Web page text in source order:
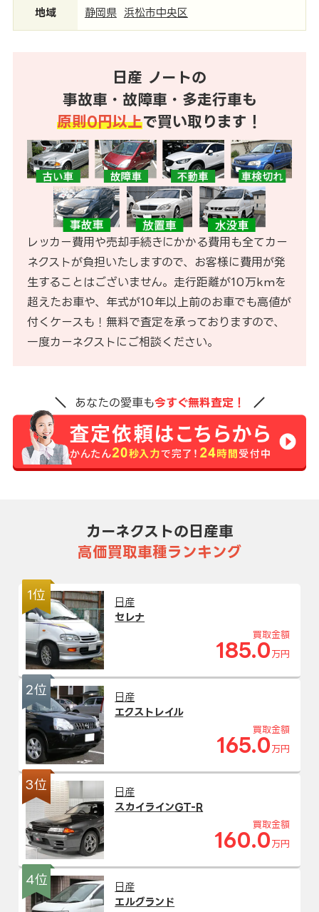
地域 静岡県 浜松市中央区
日産 ノートの
事故車・故障車・多走行車も
原則0円以上で買い取ります！
レッカー費用や売却手続きにかかる費用も全てカー
ネクストが負担いたしますので、お客様に費用が発
生することはございません。走行距離が10万kmを
超えたお車や、年式が10年以上前のお車でも高値が
付くケースも！無料で査定を承っておりますので、
一度カーネクストにご相談ください。
あなたの愛車も今すぐ無料査定！
カーネクストの日産車
高価買取車種ランキング
1位
日産
セレナ
買取金額
185.0 万円
2位
日産
エクストレイル
買取金額
165.0 万円
3位
日産
スカイラインGT-R
買取金額
160.0 万円
4位
日産
エルグランド